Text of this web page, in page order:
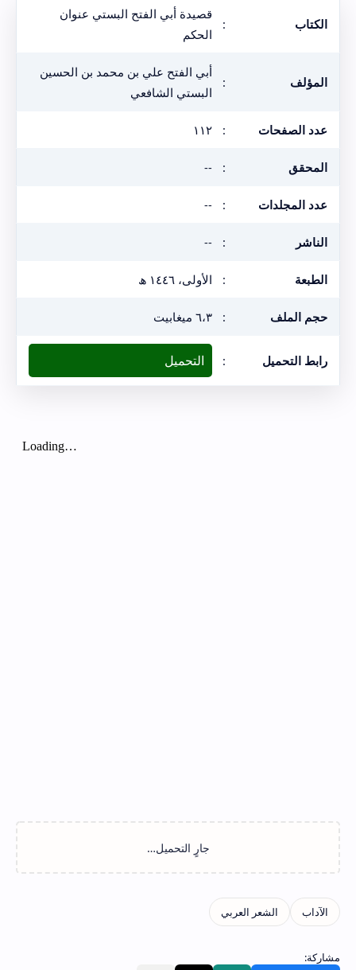
الكتاب :
قصيدة أبي الفتح البستي عنوان
الحكم
المؤلف :
أبي الفتح علي بن محمد بن الحسين
البستي الشافعي
عدد الصفحات : ١١٢
المحقق :
--
عدد المجلدات :
--
الناشر :
--
الطبعة : الأولى، ١٤٤٦ ھ
حجم الملف : ٦،٣ ميغابيت
رابط التحميل : التحميل